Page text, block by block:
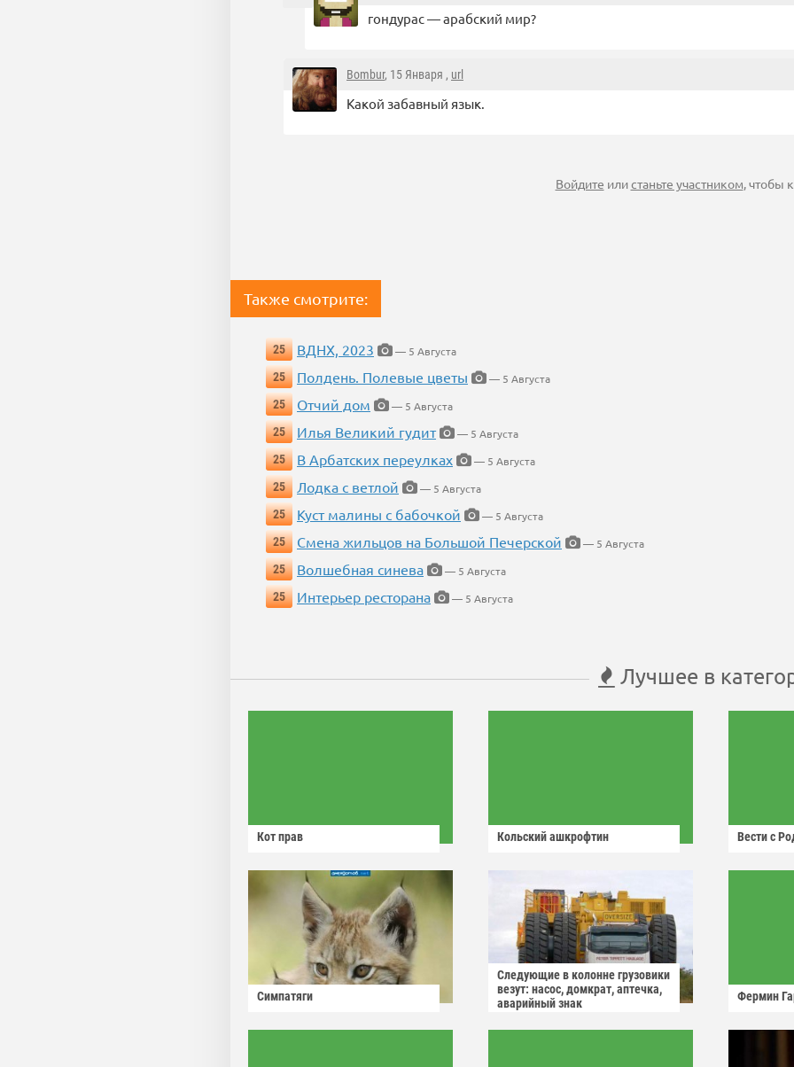
гондурас — арабский мир?
Bombur, 15 Января , url
Какой забавный язык.
Войдите илистаньте участником, чтобы
Также смотрите:
25 ВДНХ, 2023
— 5 Августа
25
Полдень. Полевые цветы
— 5 Августа
25
Отчий дом
— 5 Августа
25
Илья Великий гудит
— 5 Августа
25
В Арбатских переулках
— 5 Августа
25
Лодка с ветлой
— 5 Августа
25
Куст малины с бабочкой
— 5 Августа
25
Смена жильцов на Большой Печерской
— 5 Августа
25
Волшебная синева
— 5 Августа
25
Интерьер ресторана — 5 Августа
Лучшее в
Кот прав Кольский ашкрофтин Вести с
Симпатяги
Следующие в колонне грузовики
везут: насос, домкрат, аптечка,
аварийный знак
Фермин